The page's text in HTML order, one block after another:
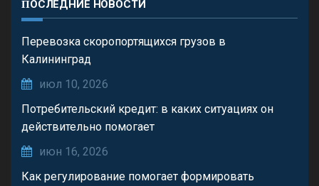
ПОСЛЕДНИЕ НОВОСТИ
Перевозка скоропортящихся грузов в
Калининград
июл 10, 2026
Потребительский кредит: в каких ситуациях он
действительно помогает
июн 16, 2026
Как регулирование помогает формировать